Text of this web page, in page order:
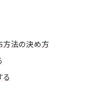
方法の決め方
る